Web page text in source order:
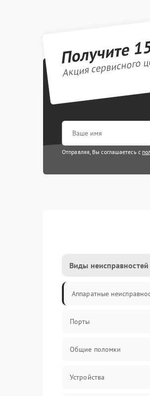
Получите
Акция
Отправляя, Вы соглашаетесь с
Виды неисправностей
Аппаратные
Порты
Общие поломки
Устройства